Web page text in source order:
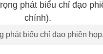
phát biểu chỉ đạo phiên